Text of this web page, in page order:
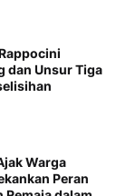
dan Unsur Tiga
Warga
Peran